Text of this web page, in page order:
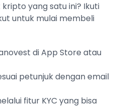
yang satu ini? Ikuti
untuk mulai membeli
di App Store atau
petunjuk dengan email
fitur KYC yang bisa